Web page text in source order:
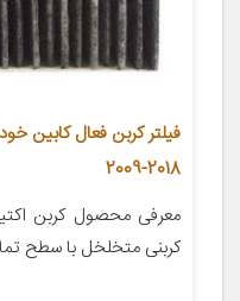
فیلتر کربن فعال کابین
2018-2009
معرفی محصول کربن
کربنی متخلخل با سطح